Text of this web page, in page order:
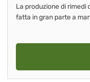
La produzione di rimedi
fatta in gran parte a